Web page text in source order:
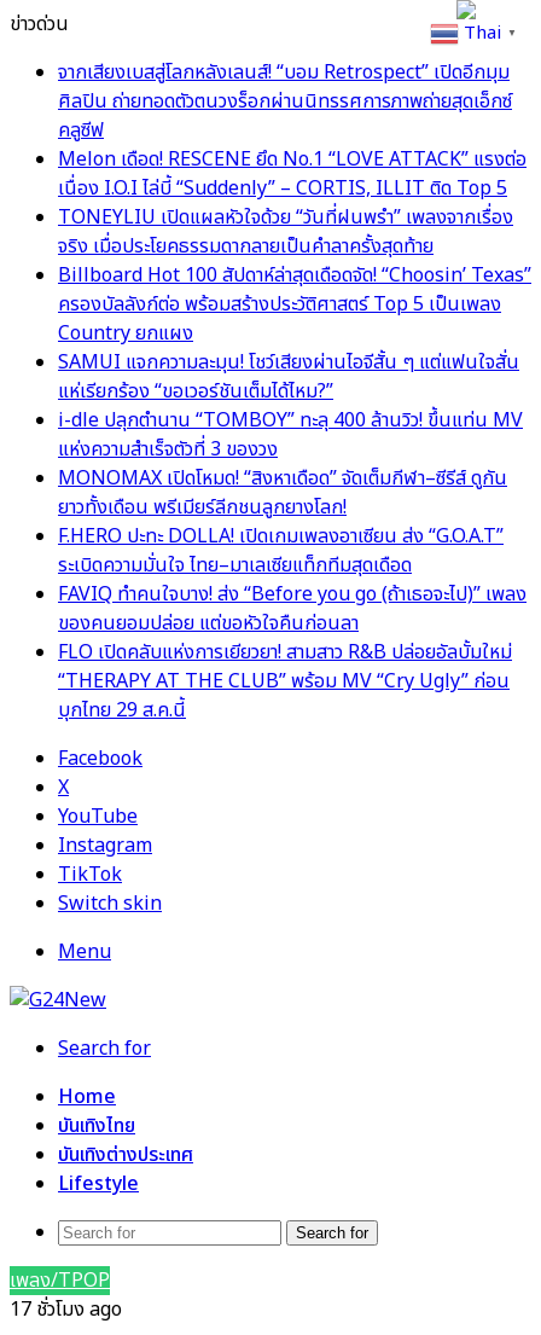
ข่าวด่วน
จากเสียงเบสสู่โลกหลังเลนส์! “บอม Retrospect” เปิดอีกมุม
ศิลปิน ถ่ายทอดตัวตนวงร็อกผ่านนิทรรศการภาพถ่ายสุดเอ็กซ์
คลูซีฟ
Melon เดือด! RESCENE ยึด No.1 “LOVE ATTACK” แรงต่อ
เนื่อง I.O.I ไล่บี้ “Suddenly” – CORTIS, ILLIT ติด Top 5
TONEYLIU เปิดแผลหัวใจด้วย “วันที่ฝนพรำ” เพลงจากเรื่อง
จริง เมื่อประโยคธรรมดากลายเป็นคำลาครั้งสุดท้าย
Billboard Hot 100 สัปดาห์ล่าสุดเดือดจัด! “Choosin’ Texas”
ครองบัลลังก์ต่อ พร้อมสร้างประวัติศาสตร์ Top 5 เป็นเพลง
Country ยกแผง
SAMUI แจกความละมุน! โชว์เสียงผ่านไอจีสั้น ๆ แต่แฟนใจสั่น
แห่เรียกร้อง “ขอเวอร์ชันเต็มได้ไหม?”
i-dle ปลุกตำนาน “TOMBOY” ทะลุ 400 ล้านวิว! ขึ้นแท่น MV
แห่งความสำเร็จตัวที่ 3 ของวง
MONOMAX เปิดโหมด! “สิงหาเดือด” จัดเต็มกีฬา–ซีรีส์ ดูกัน
ยาวทั้งเดือน พรีเมียร์ลีกชนลูกยางโลก!
F.HERO ปะทะ DOLLA! เปิดเกมเพลงอาเซียน ส่ง “G.O.A.T”
ระเบิดความมั่นใจ ไทย–มาเลเซียแท็กทีมสุดเดือด
FAVIQ ทำคนใจบาง! ส่ง “Before you go (ถ้าเธอจะไป)” เพลง
ของคนยอมปล่อย แต่ขอหัวใจคืนก่อนลา
FLO เปิดคลับแห่งการเยียวยา! สามสาว R&B ปล่อยอัลบั้มใหม่
“THERAPY AT THE CLUB” พร้อม MV “Cry Ugly” ก่อน
บุกไทย 29 ส.ค.นี้
Facebook
X
YouTube
Instagram
TikTok
Switch skin
Menu
Search for
Home
บันเทิงไทย
บันเทิงต่างประเทศ
Lifestyle
Search for
เพลง/TPOP
17 ชั่วโมง ago
Thai ▼